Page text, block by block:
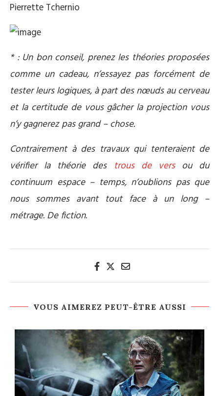
Pierrette Tchernio
* : Un bon conseil, prenez les théories proposées
comme un cadeau, n’essayez pas forcément de
tester leurs logiques, à part des nœuds au cerveau
et la certitude de vous gâcher la projection vous
n’y gagnerez pas grand – chose.
Contrairement à des travaux qui tenteraient de
vérifier la théorie des trous de versou du
continuum espace – temps, n’oublions pas que
nous sommes avant tout face à un long –
métrage. De fiction.
VOUS AIMEREZ PEUT-ÊTRE AUSSI